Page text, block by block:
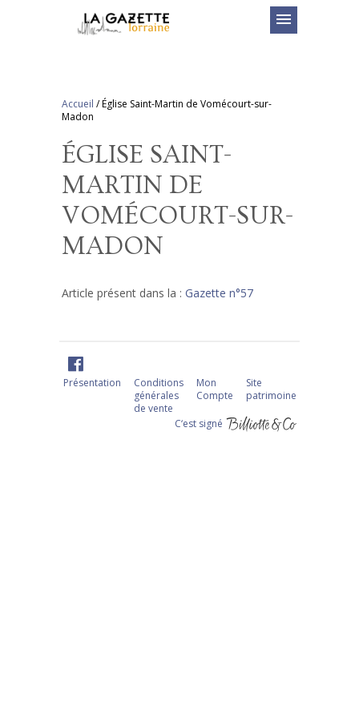
menu
Accueil /Église Saint-Martin de Vomécourt-sur-
Madon
ÉGLISE SAINT-
MARTIN DE
VOMÉCOURT-SUR-
MADON
Article présent dans la : Gazette n°57
Présentation
Conditions
générales
de vente
Mon
Compte
Site
patrimoine
C‘est signé